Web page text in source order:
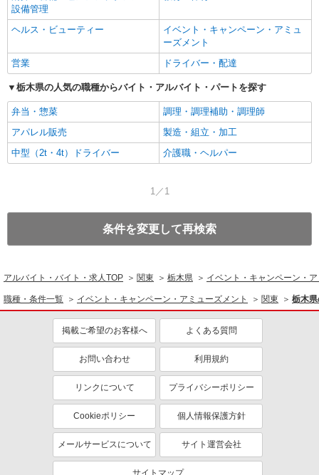
設備管理
ヘルス・ビューティー
イベント・キャンペーン・アミュ
ーズメント
営業
ドライバー・配達
栃木県の人気の職種からバイト・アルバイト・パートを探す
弁当・惣菜
調理・調理補助・調理師
アパレル販売
製造・組立・加工
中型（2t・4t）ドライバー
介護職・ヘルパー
1／1
条件を変更して再検索
アルバイト・バイト・求人TOP 関東 栃木県 イベント・キャンペーン・
職種・条件一覧 イベント・キャンペーン・アミューズメント 関東 栃木
掲載ご希望のお客様へ よくある質問
お問い合わせ 利用規約
リンクについて プライバシーポリシー
Cookieポリシー 個人情報保護方針
メールサービスについて サイト運営会社
サイトマップ